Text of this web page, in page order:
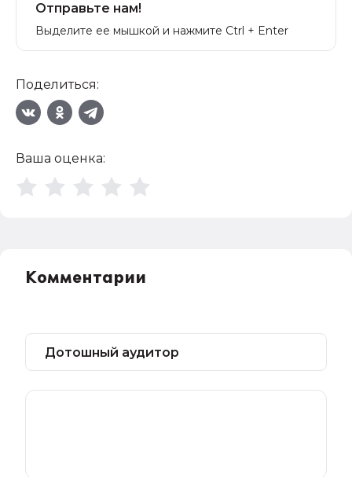
Отправьте нам!
Выделите ее мышкой и нажмите Ctrl + Enter
Поделиться:
Ваша оценка:
Комментарии